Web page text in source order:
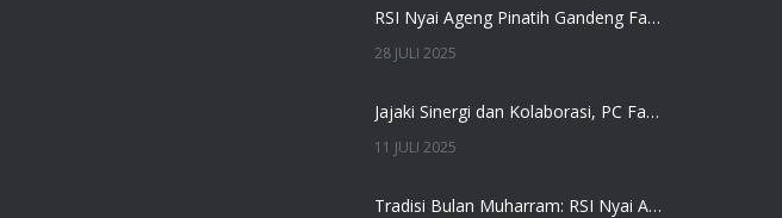
RSI Nyai Ageng Pinatih Gandeng Fatayat NU Tingkatkan Layanan Kesehatan Warga Gresik
28 JULI 2025
Jajaki Sinergi dan Kolaborasi, PC Fatayat NU Gresik Berkunjung ke RSI Nyai Ageng Pinatih
11 JULI 2025
Tradisi Bulan Muharram: RSI Nyai Ageng Pinatih Gresik Gelar Doa Bersama dan Santunan Anak Yatim